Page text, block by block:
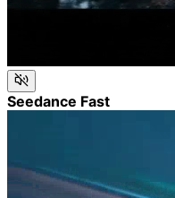
Seedance Fast